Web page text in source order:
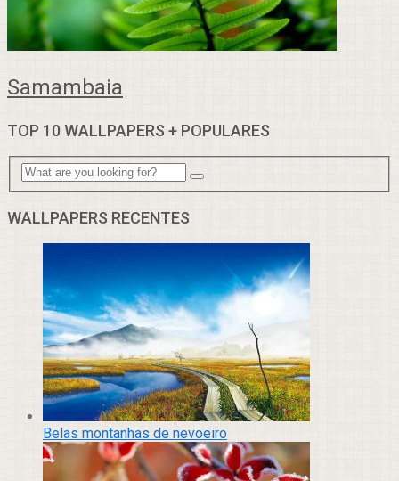
Samambaia
TOP 10 WALLPAPERS + POPULARES
WALLPAPERS RECENTES
Belas montanhas de nevoeiro